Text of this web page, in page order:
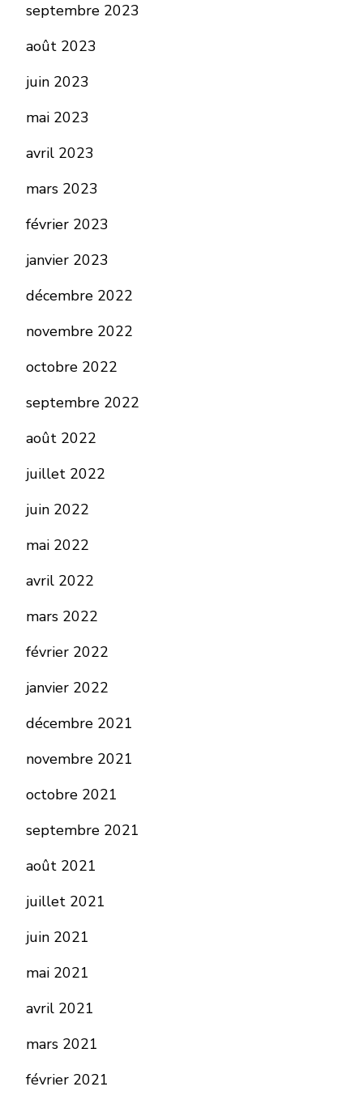
septembre 2023
août 2023
juin 2023
mai 2023
avril 2023
mars 2023
février 2023
janvier 2023
décembre 2022
novembre 2022
octobre 2022
septembre 2022
août 2022
juillet 2022
juin 2022
mai 2022
avril 2022
mars 2022
février 2022
janvier 2022
décembre 2021
novembre 2021
octobre 2021
septembre 2021
août 2021
juillet 2021
juin 2021
mai 2021
avril 2021
mars 2021
février 2021